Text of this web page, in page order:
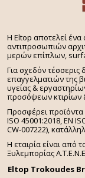
H Eltop αποτελεί
αντιπροσωπιών
μερών επίπλων,
Για σχεδόν τέσσερις
επαγγελματιών της
υγείας &
προσόψεων κτιρίων
Προσφέρει προϊόντα
ISO 45001:2018, EN
CW-007222),
Η εταιρία είναι από
Ξυλεμπορίας
Eltop Trokoudes